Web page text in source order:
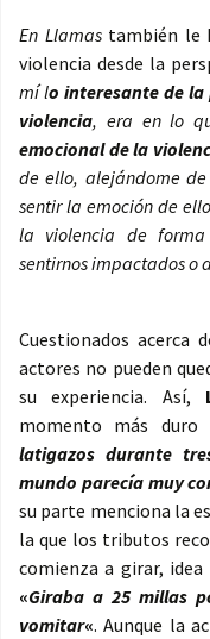
En Llamastambién le
violencia desde la
mí lo interesante de la
violencia, era en lo
emocional de la
de ello, alejándome
sentir la emoción de
la violencia de
sentirnos impactados o
Cuestionados acerca
actores no pueden
su experiencia. Así,
momento más
latigazos durante
mundo parecía muy
su parte menciona la
la que los tributos
comienza a girar,
«Giraba a 25 millas
vomitar«. Aunque la